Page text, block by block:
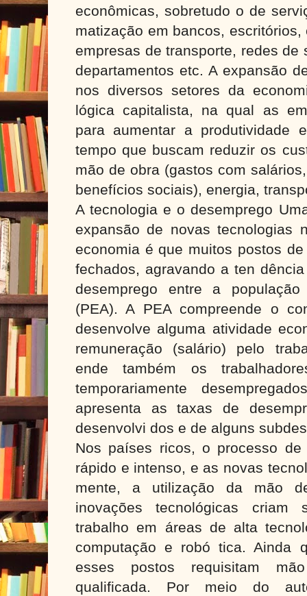
econômicas, sobretudo o de
matização em bancos,
empresas de transporte, redes de
departamentos etc. A expansão
nos diversos setores da
lógica capitalista, na qual as
para aumentar a produtividade
tempo que buscam reduzir os
mão de obra (gastos com
benefícios sociais), energia,
A tecnologia e o desemprego
expansão de novas tecnologias
economia é que muitos postos
fechados, agravando a ten
desemprego entre a população
(PEA). A PEA compreende o
desenvolve alguma atividade
remuneração (salário) pelo
ende também os
temporariamente
apresenta as taxas de
desenvolvi dos e de alguns
Nos países ricos, o processo
rápido e intenso, e as novas
mente, a utilização da mão
inovações tecnológicas
trabalho em áreas de alta
computação e robó tica. Ainda
esses postos requisitam
qualificada. Por meio do